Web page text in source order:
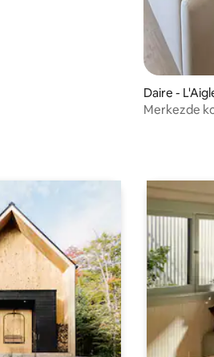
Daire -
Merkezde